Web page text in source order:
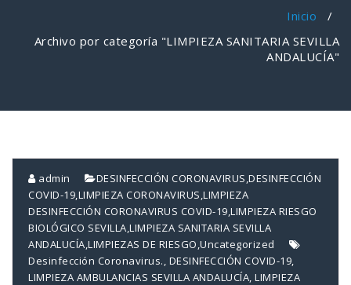
Inicio /
Archivo por categoría "LIMPIEZA SANITARIA SEVILLA
ANDALUCÍA"
admin DESINFECCIÓN CORONAVIRUS,DESINFECCIÓN
COVID-19,LIMPIEZA CORONAVIRUS,LIMPIEZA
DESINFECCIÓN CORONAVIRUS COVID-19,LIMPIEZA RIESGO
BIOLÓGICO SEVILLA,LIMPIEZA SANITARIA SEVILLA
ANDALUCÍA,LIMPIEZAS DE RIESGO,Uncategorized
Desinfección Coronavirus., DESINFECCIÓN COVID-19,
LIMPIEZA AMBULANCIAS SEVILLA ANDALUCÍA, LIMPIEZA